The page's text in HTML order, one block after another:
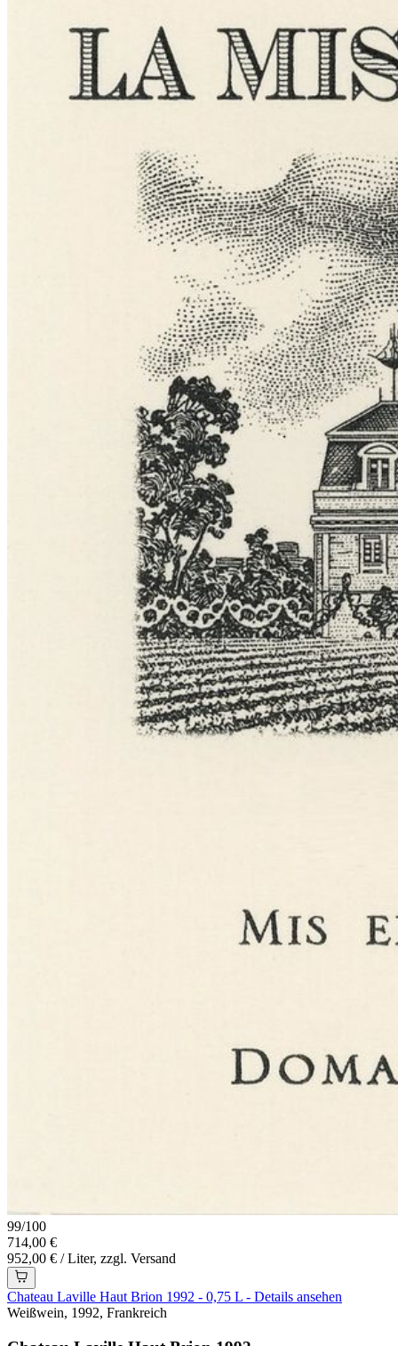
99/100
714,00 €
952,00 € / Liter, zzgl. Versand
Chateau Laville Haut Brion 1992 - 0,75 L - Details ansehen
Weißwein, 1992, Frankreich